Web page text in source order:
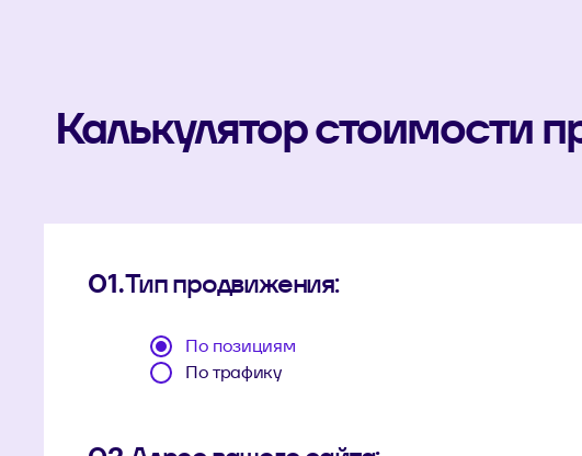
Калькулятор стоимости
01.Тип продвижения:
По позициям
По трафику